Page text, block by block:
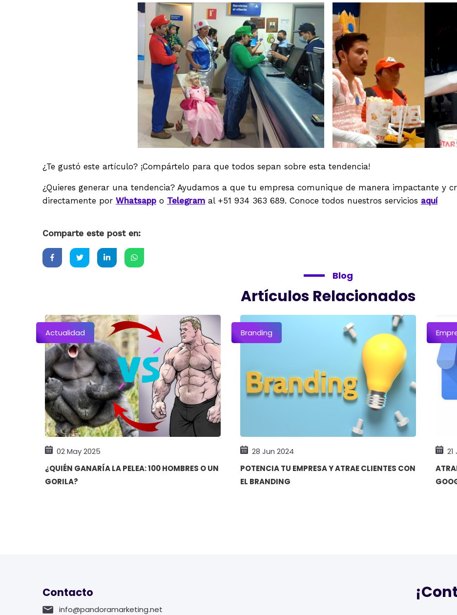
¿Te gustó este artículo? ¡Compártelo para que todos sepan sobre esta tendencia!
¿Quieres generar una tendencia? Ayudamos a que tu empresa comunique de manera impactante y
directamente por Whatsapp o Telegram al +51 934 363 689. Conoce todos nuestros servicios aquí
Comparte este post en:
Blog
Artículos Relacionados
Actualidad
02 May 2025
¿QUIÉN GANARÍA LA PELEA: 100 HOMBRES O UN
GORILA?
Branding
28 Jun 2024
POTENCIA TU EMPRESA Y ATRAE CLIENTES CON
EL BRANDING
21
Contacto
info@pandoramarketing.net